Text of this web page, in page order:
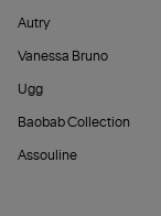
Autry
Vanessa Bruno
Ugg
Baobab Collection
Assouline